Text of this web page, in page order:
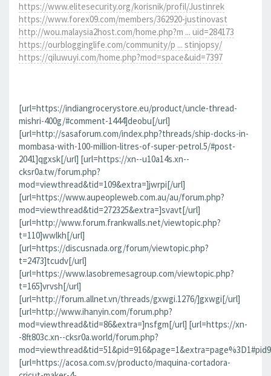
https://www.elitesecurity.org/korisnik/profil/Justinrek
https://www.forex09.com/members/362920-justinovast
http://wou.malaysia2host.com/home.php?m ... uid=284173
https://ourblogginglife.com/community/p ... stinjopsy/
https://qiluwuyi.com/home.php?mod=space&uid=7397
[url=https://indiangrocerystore.eu/product/uncle-thread-
mishri-400g/#comment-1444]deobu[/url]
[url=http://sasaforum.com/index.php?threads/ship-docks-in-
mombasa-with-100-million-litres-of-super-petrol.5/#post-
2041]qgxsk[/url] [url=https://xn--u10a14s.xn--
cksr0a.tw/forum.php?
mod=viewthread&tid=109&extra=]jwrpi[/url]
[url=https://www.aupeopleweb.com.au/au/forum.php?
mod=viewthread&tid=272325&extra=]svavt[/url]
[url=http://www.forum.frankwalls.net/viewtopic.php?
t=110]wwlkh[/url]
[url=https://discusnada.org/forum/viewtopic.php?
t=2473]tcudv[/url]
[url=https://www.lasobremesagroup.com/viewtopic.php?
t=165]vrvsh[/url]
[url=http://forum.allnet.vn/threads/gxwgi.1276/]gxwgi[/url]
[url=http://www.ihanyin.com/forum.php?
mod=viewthread&tid=86&extra=]nsfgm[/url] [url=https://xn-
-8ft803c.xn--cksr0a.world/forum.php?
[url=https://acosa.com.sv/producto/maquina-cortadora-